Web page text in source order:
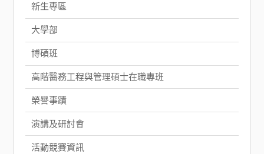
新生專區
大學部
博碩班
高階醫務工程與管理碩士在職專班
榮譽事蹟
演講及研討會
活動競賽資訊